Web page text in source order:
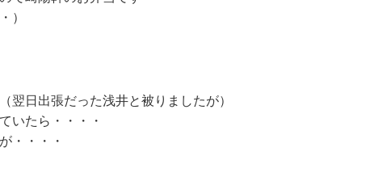
）
翌日出張だった浅井と被りましたが）
いたら・・・・
・・・・